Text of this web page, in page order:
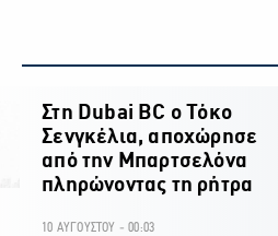
Στη Dubai BC ο Τόκο
Σενγκέλια, αποχώρησε
από την Μπαρτσελόνα
πληρώνοντας τη ρήτρα
10 ΑΥΓΟΥΣΤΟΥ - 00:03